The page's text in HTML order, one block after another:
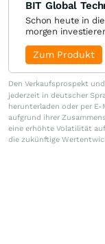
BIT Global
Schon heute in
morgen
Zum Produkt
Den Verkaufsprospekt
jederzeit in deutscher
herunterladen oder per E-
aufgrund ihrer
eine erhöhte Volatilität
die zukünftige